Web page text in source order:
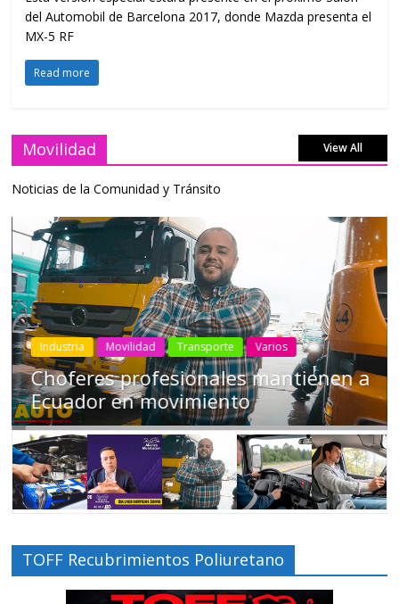
del Automobil de Barcelona 2017, donde Mazda presenta el
MX-5 RF
Read more
Movilidad View All
Noticias de la Comunidad y Tránsito
Industria Movilidad Transporte Varios
Choferes profesionales mantienen a
Ecuador en movimiento
TOFF Recubrimientos Poliuretano